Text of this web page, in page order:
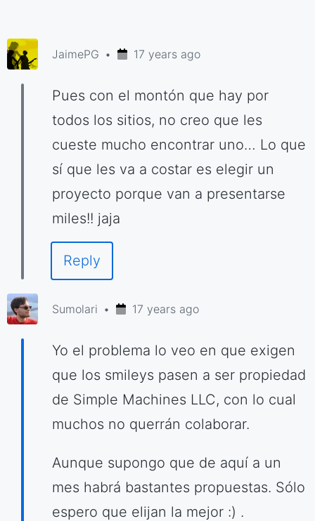
JaimePG 17 years ago
Pues con el montón que hay por
todos los sitios, no creo que les
cueste mucho encontrar uno… Lo que
sí que les va a costar es elegir un
proyecto porque van a presentarse
miles!! jaja
Reply
Sumolari 17 years ago
Yo el problema lo veo en que exigen
que los smileys pasen a ser propiedad
de Simple Machines LLC, con lo cual
muchos no querrán colaborar.
Aunque supongo que de aquí a un
mes habrá bastantes propuestas. Sólo
espero que elijan la mejor :) .